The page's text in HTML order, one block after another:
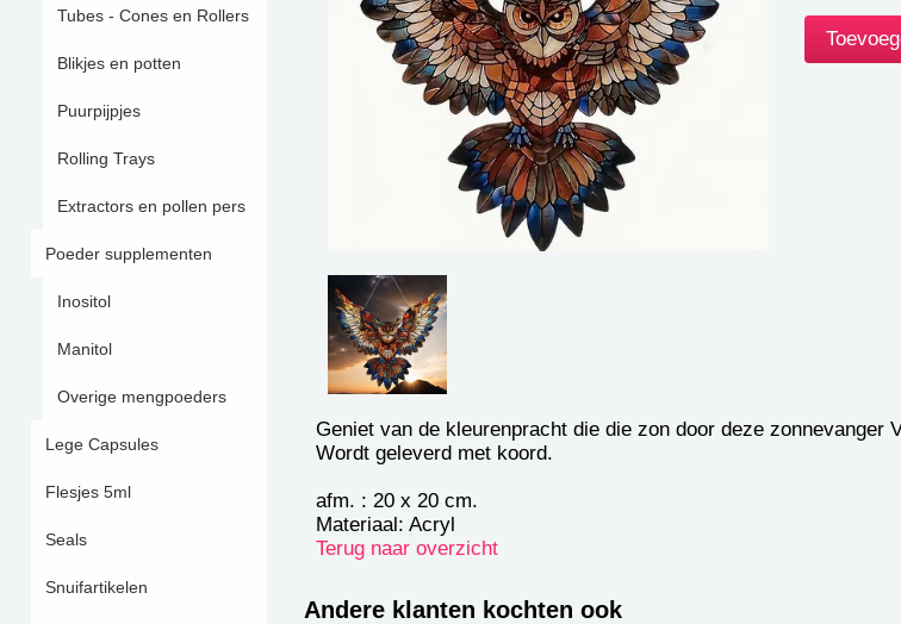
Tubes - Cones en Rollers
Blikjes en potten
Puurpijpjes
Rolling Trays
Extractors en pollen pers
Poeder supplementen
Inositol
Manitol
Overige mengpoeders
Lege Capsules
Flesjes 5ml
Seals
Snuifartikelen
Geniet van de kleurenpracht die die zon door deze zonnevanger
Wordt geleverd met koord.
afm. : 20 x 20 cm.
Materiaal: Acryl
Terug naar overzicht
Andere klanten kochten ook